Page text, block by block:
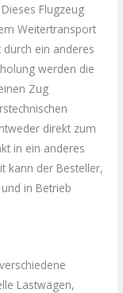
Flugzeug
Weitertransport
ein anderes
werden die
Zug
direkt zum
in ein anderes
kann der Besteller,
in Betrieb
Lastwägen,